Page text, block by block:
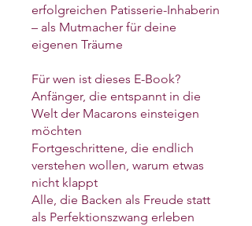
erfolgreichen Patisserie-Inhaberin
– als Mutmacher für deine
eigenen Träume
Für wen ist dieses E-Book?
Anfänger, die entspannt in die
Welt der Macarons einsteigen
möchten
Fortgeschrittene, die endlich
verstehen wollen, warum etwas
nicht klappt
Alle, die Backen als Freude statt
als Perfektionszwang erleben